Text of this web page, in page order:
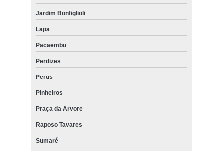
Jardim Bonfiglioli
Lapa
Pacaembu
Perdizes
Perus
Pinheiros
Praça da Arvore
Raposo Tavares
Sumaré